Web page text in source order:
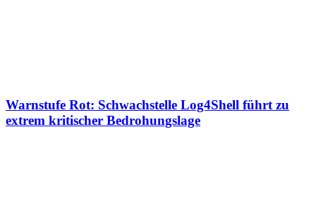
Warnstufe Rot: Schwachstelle Log4Shell führt zu
extrem kritischer Bedrohungslage